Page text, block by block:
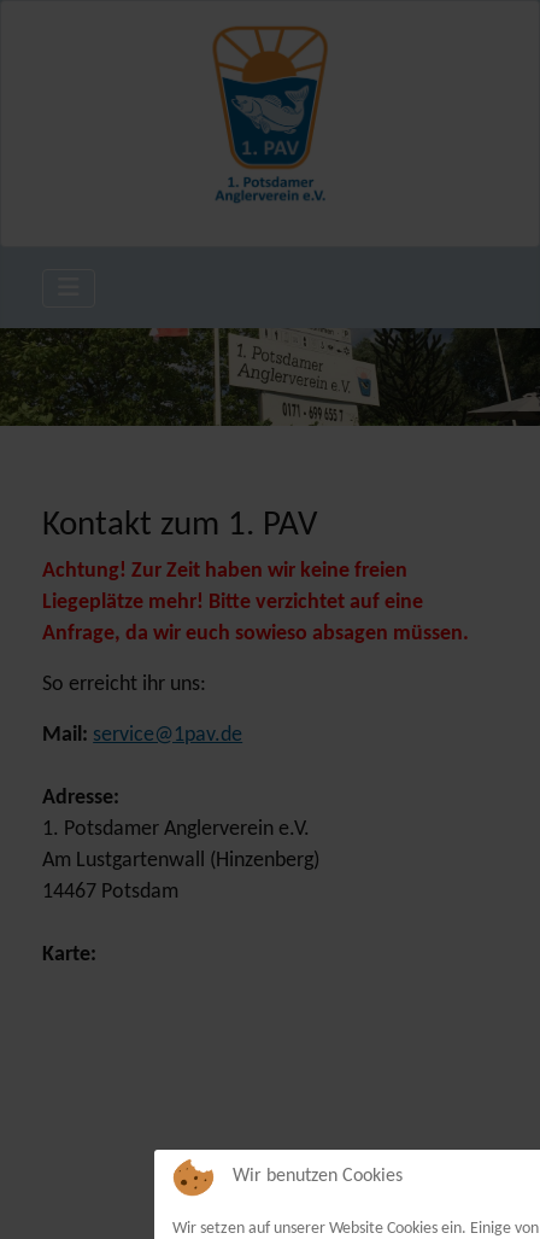
Kontakt zum 1. PAV
Achtung! Zur Zeit haben wir keine freien
Liegeplätze mehr! Bitte verzichtet auf eine
Anfrage, da wir euch sowieso absagen müssen.
So erreicht ihr uns:
Mail: service@1pav.de
Adresse:
1. Potsdamer Anglerverein e.V.
Am Lustgartenwall (Hinzenberg)
14467 Potsdam
Karte:
Wir benutzen Cookies
Wir setzen auf unserer Website Cookies ein. Einige